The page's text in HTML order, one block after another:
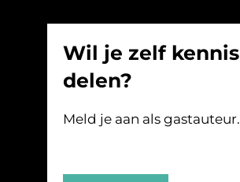
Wil je zelf kennis
delen?
Meld je aan als gastauteur.